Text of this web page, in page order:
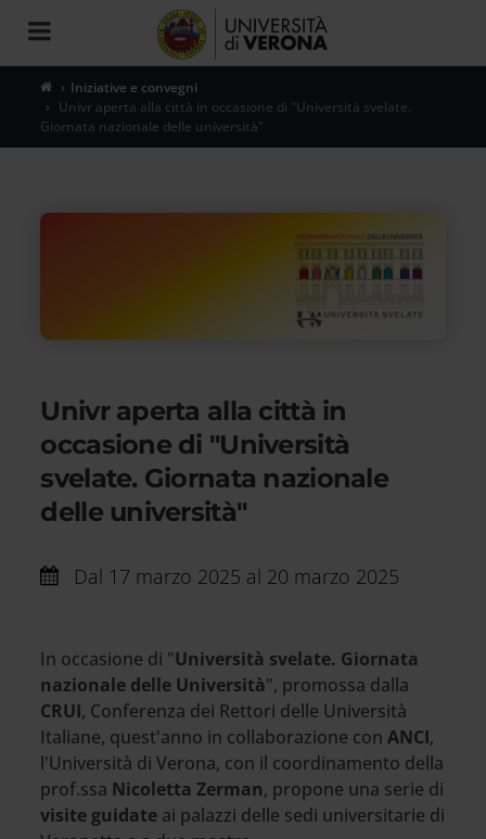
Toggle
navigation
Iniziative e convegni
Univr aperta alla città in occasione di "Università svelate.
Giornata nazionale delle università"
Univr aperta alla città in
occasione di "Università
svelate. Giornata nazionale
delle università"
Dal 17 marzo 2025 al 20 marzo 2025
In occasione di "Università svelate. Giornata
nazionale delle Università", promossa dalla
CRUI, Conferenza dei Rettori delle Università
Italiane, quest'anno in collaborazione conANCI,
l'Università di Verona, con il coordinamento della
prof.ssa Nicoletta Zerman, propone una serie di
visite guidate ai palazzi delle sedi universitarie di